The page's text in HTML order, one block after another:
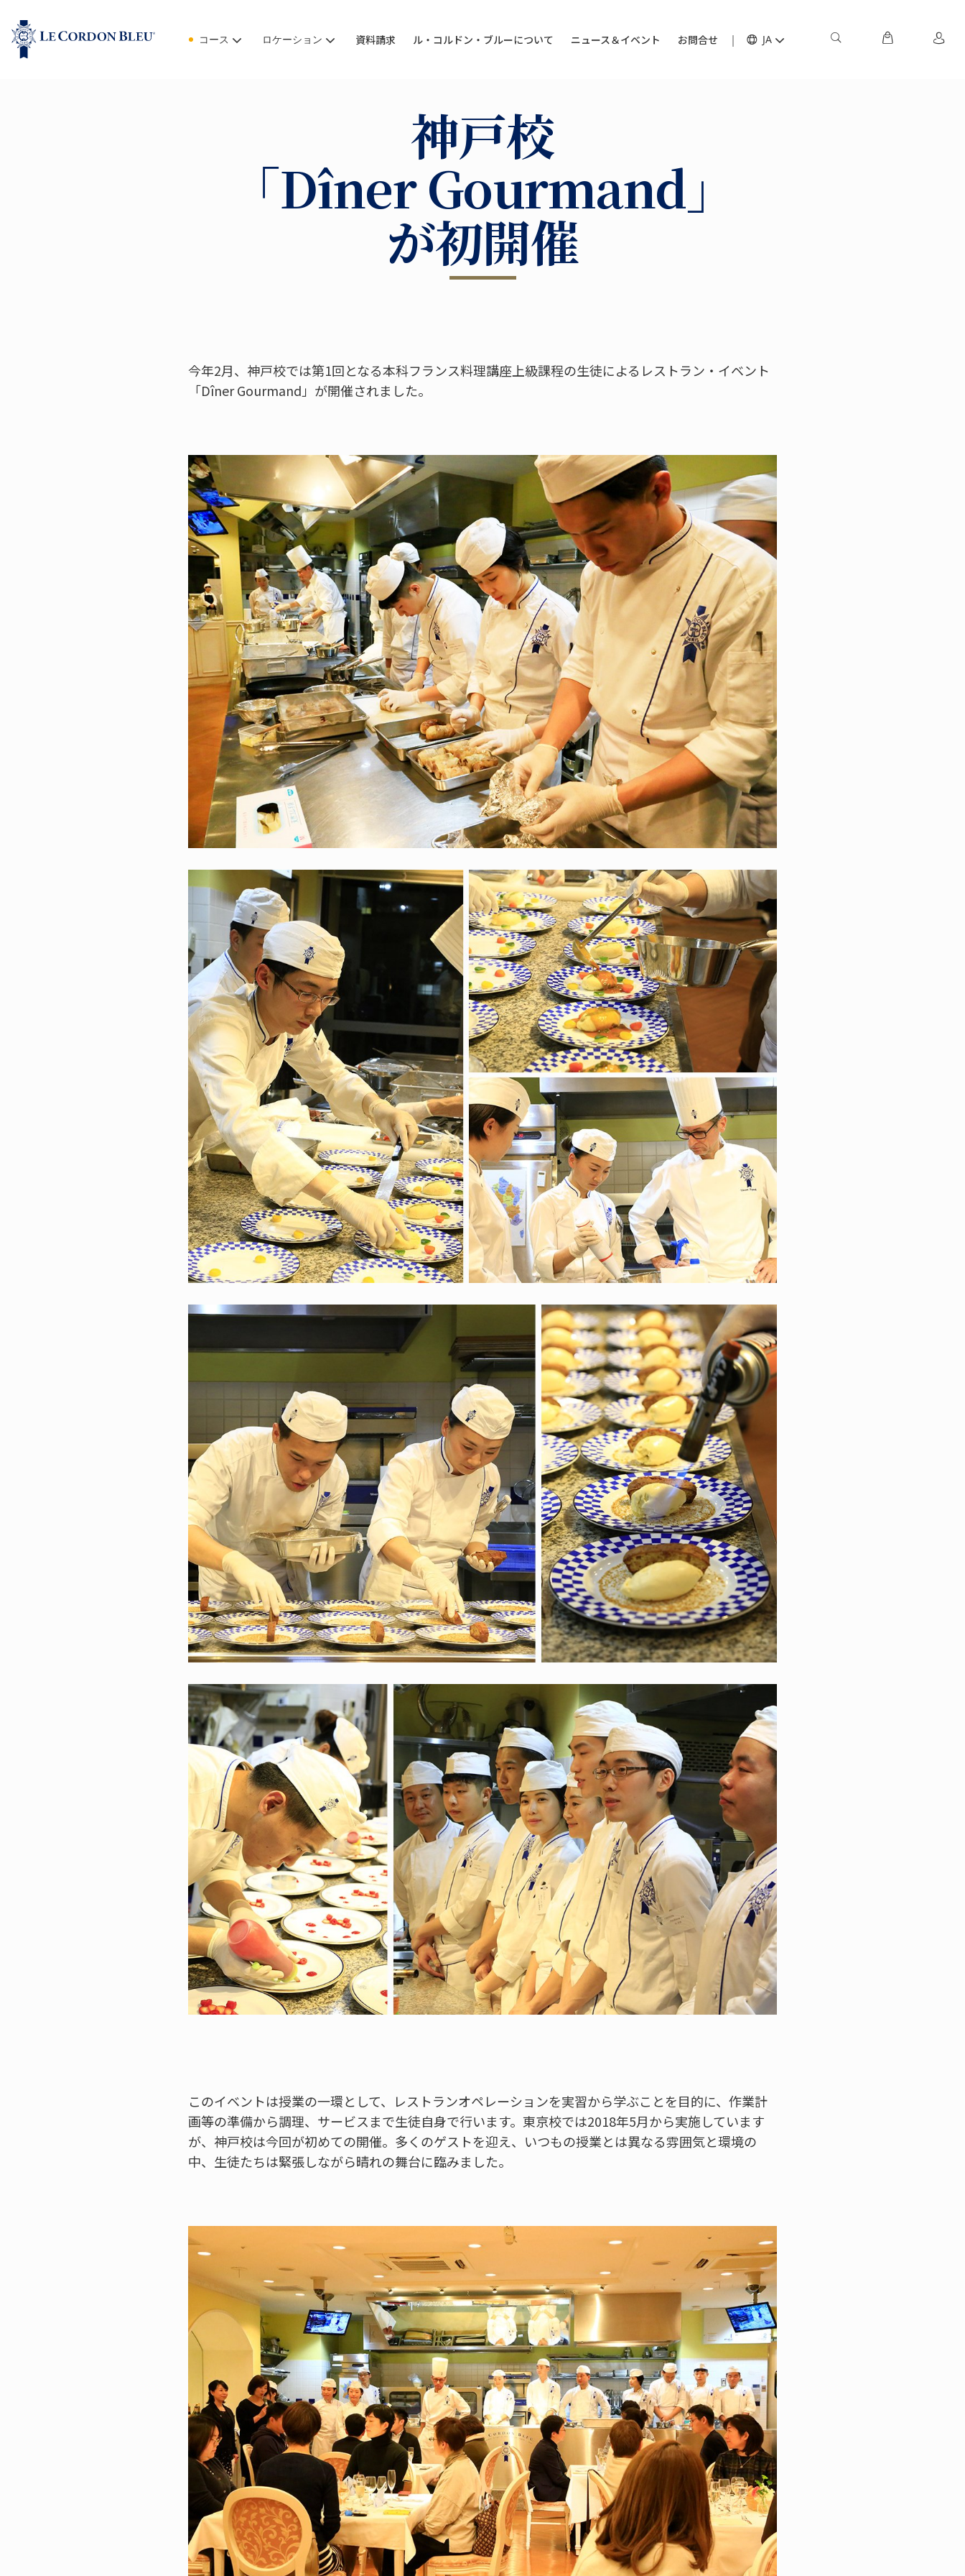
コース ロケーション 資料請求 ル・コルドン・ブルーについて ニュース＆イベント お問合せ JA
神戸校
「Dîner Gourmand」
が初開催
今年2月、神戸校では第1回となる本科フランス料理講座上級課程の生徒によるレストラン・イベント
「Dîner Gourmand」が開催されました。
このイベントは授業の一環として、レストランオペレーションを実習から学ぶことを目的に、作業計
画等の準備から調理、サービスまで生徒自身で行います。東京校では2018年5月から実施しています
が、神戸校は今回が初めての開催。多くのゲストを迎え、いつもの授業とは異なる雰囲気と環境の
中、生徒たちは緊張しながら晴れの舞台に臨みました。